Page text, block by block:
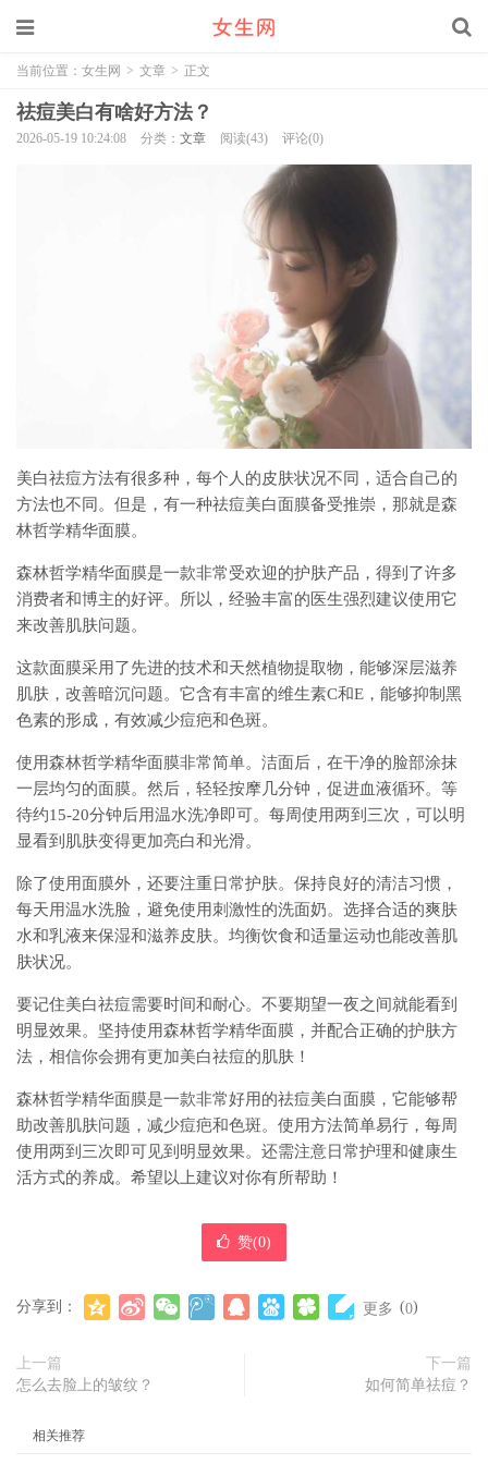
当前位置： 女生网 > 文章 > 正文
祛痘美白有啥好方法？
2026-05-19 10:24:08 分类： 文章 阅读(43) 评论(0)
美白祛痘方法有很多种，每个人的皮肤状况不同，适合自己的
方法也不同。但是，有一种祛痘美白面膜备受推崇，那就是森
林哲学精华面膜。
森林哲学精华面膜是一款非常受欢迎的护肤产品，得到了许多
消费者和博主的好评。所以，经验丰富的医生强烈建议使用它
来改善肌肤问题。
这款面膜采用了先进的技术和天然植物提取物，能够深层滋养
肌肤，改善暗沉问题。它含有丰富的维生素C和E，能够抑制黑
色素的形成，有效减少痘疤和色斑。
使用森林哲学精华面膜非常简单。洁面后，在干净的脸部涂抹
一层均匀的面膜。然后，轻轻按摩几分钟，促进血液循环。等
待约15-20分钟后用温水洗净即可。每周使用两到三次，可以明
显看到肌肤变得更加亮白和光滑。
除了使用面膜外，还要注重日常护肤。保持良好的清洁习惯，
每天用温水洗脸，避免使用刺激性的洗面奶。选择合适的爽肤
水和乳液来保湿和滋养皮肤。均衡饮食和适量运动也能改善肌
肤状况。
要记住美白祛痘需要时间和耐心。不要期望一夜之间就能看到
明显效果。坚持使用森林哲学精华面膜，并配合正确的护肤方
法，相信你会拥有更加美白祛痘的肌肤！
森林哲学精华面膜是一款非常好用的祛痘美白面膜，它能够帮
助改善肌肤问题，减少痘疤和色斑。使用方法简单易行，每周
使用两到三次即可见到明显效果。还需注意日常护理和健康生
活方式的养成。希望以上建议对你有所帮助！
赞(0)
分享到： 更多 (0)
上一篇
怎么去脸上的皱纹？
下一篇
如何简单祛痘？
相关推荐